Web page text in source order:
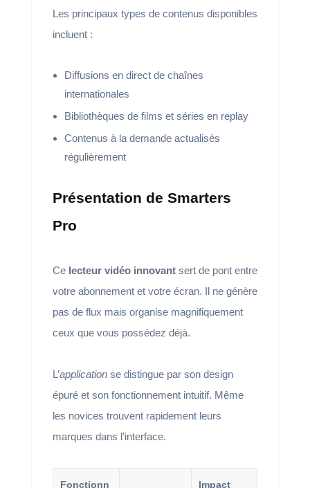
Les principaux types de contenus disponibles
incluent :
Diffusions en direct de chaînes
internationales
Bibliothèques de films et séries en replay
Contenus à la demande actualisés
régulièrement
Présentation de Smarters
Pro
Ce lecteur vidéo innovantsert de pont entre
votre abonnement et votre écran. Il ne génère
pas de flux mais organise magnifiquement
ceux que vous possédez déjà.
L’applicationse distingue par son design
épuré et son fonctionnement intuitif. Même
les novices trouvent rapidement leurs
marques dans l’interface.
Fonctionn
Impact